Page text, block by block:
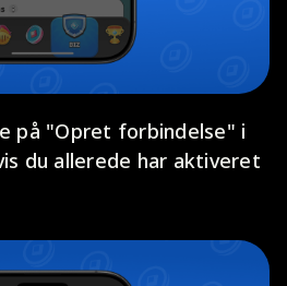
på "Opret forbindelse" i
du allerede har aktiveret